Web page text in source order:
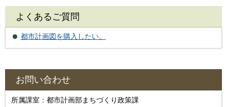
よくあるご質問
都市計画図を購入したい。
お問い合わせ
所属課室：都市計画部まちづくり政策課